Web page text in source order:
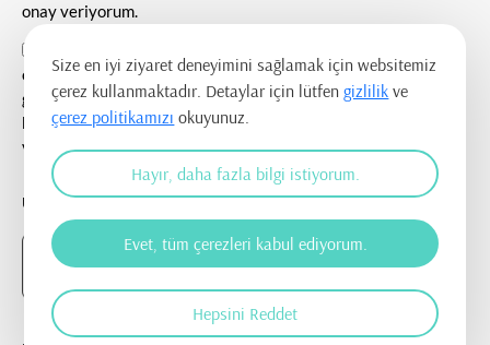
onay veriyorum.
etkinlikleri ile ilgili duyuru ve bilgilendirmelerin
gönderilmesine, tanıtım ve pazarlama amacı ile iletişim
kurulmasına ve ticari elektronik ileti gönderilmesine onay
veriyorum.
UYGULAMAYI İNDİR
Size en iyi ziyaret deneyimini sağlamak için websitemiz
çerez kullanmaktadır. Detaylar için lütfengizlilik ve
çerez politikamızı okuyunuz.
Hayır, daha fazla bilgi istiyorum.
Evet, tüm çerezleri kabul ediyorum.
Hepsini Reddet